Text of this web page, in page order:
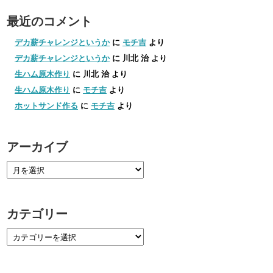
最近のコメント
デカ薪チャレンジというかに モチ吉 より
デカ薪チャレンジというかに 川北 治より
生ハム原木作り に 川北 治より
生ハム原木作り に モチ吉 より
ホットサンド作る に モチ吉 より
アーカイブ
カテゴリー